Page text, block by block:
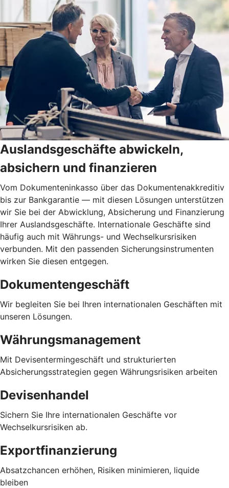
Auslandsgeschäfte abwickeln,
absichern und finanzieren
Vom Dokumenteninkasso über das Dokumentenakkreditiv
bis zur Bankgarantie — mit diesen Lösungen unterstützen
wir Sie bei der Abwicklung, Absicherung und Finanzierung
Ihrer Auslandsgeschäfte. Internationale Geschäfte sind
häufig auch mit Währungs- und Wechselkursrisiken
verbunden. Mit den passenden Sicherungsinstrumenten
wirken Sie diesen entgegen.
Dokumentengeschäft
Wir begleiten Sie bei Ihren internationalen Geschäften mit
unseren Lösungen.
Währungsmanagement
Mit Devisentermingeschäft und strukturierten
Absicherungsstrategien gegen Währungsrisiken arbeiten
Devisenhandel
Sichern Sie Ihre internationalen Geschäfte vor
Wechselkursrisiken ab.
Exportfinanzierung
Absatzchancen erhöhen, Risiken minimieren, liquide
bleiben